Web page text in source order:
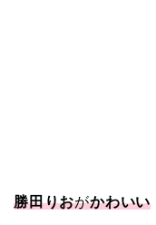
勝田りおがかわいい